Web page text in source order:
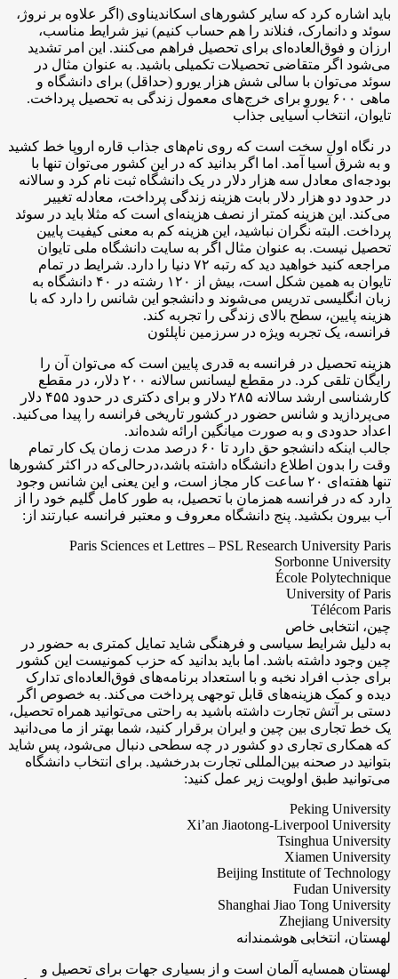
باید اشاره کرد که سایر کشورهای اسکاندیناوی (اگر علاوه بر نروژ،
سوئد و دانمارک، فنلاند را هم حساب کنیم) نیز شرایط مناسب،
ارزان و فوق‌العاده‌ای برای تحصیل فراهم می‌کنند. این امر تشدید
می‌شود اگر متقاضی تحصیلات تکمیلی باشید. به عنوان مثال در
سوئد می‌توان با سالی شش هزار یورو (حداقل) برای دانشگاه و
ماهی ۶۰۰ یورو برای خرج‌های معمول زندگی به تحصیل پرداخت.
تایوان، انتخاب آسیایی جذاب
در نگاه اول سخت است که روی نام‌های جذاب قاره اروپا خط کشید
و به شرق آسیا آمد. اما اگر بدانید که در این کشور می‌توان تنها با
بودجه‌ای معادل سه هزار دلار در یک دانشگاه ثبت نام کرد و سالانه
در حدود دو هزار دلار بابت هزینه زندگی پرداخت، معادله تغییر
می‌کند. این هزینه کمتر از نصف هزینه‌ای است که مثلا باید در سوئد
پرداخت. البته نگران نباشید، این هزینه کم به معنی کیفیت پایین
تحصیل نیست. به عنوان مثال اگر به سایت دانشگاه ملی تایوان
مراجعه کنید خواهید دید که رتبه ۷۲ دنیا را دارد. شرایط در تمام
تایوان به همین شکل است، بیش از ۱۲۰ رشته در ۴۰ دانشگاه به
زبان انگلیسی تدریس می‌شوند و دانشجو این شانس را دارد که با
هزینه پایین، سطح بالای زندگی را تجربه کند.
فرانسه، یک تجربه ویژه در سرزمین ناپلئون
هزینه تحصیل در فرانسه به قدری پایین است که می‌توان آن را
رایگان تلقی کرد. در مقطع لیسانس سالانه ۲۰۰ دلار، در مقطع
کارشناسی ارشد سالانه ۲۸۵ دلار و برای دکتری در حدود ۴۵۵ دلار
می‌پردازید و شانس حضور در کشور تاریخی فرانسه را پیدا می‌کنید.
اعداد حدودی و به صورت میانگین ارائه شده‌اند.
جالب اینکه دانشجو حق دارد تا ۶۰ درصد مدت زمان یک کار تمام
وقت را بدون اطلاع دانشگاه داشته باشد،درحالی‌که در اکثر کشورها
تنها هفته‌ای ۲۰ ساعت کار مجاز است، و این یعنی این شانس وجود
دارد که در فرانسه همزمان با تحصیل، به طور کامل گلیم خود را از
آب بیرون بکشید. پنج دانشگاه معروف و معتبر فرانسه عبارتند از:
Paris Sciences et Lettres – PSL Research University Paris
Sorbonne University
École Polytechnique
University of Paris
Télécom Paris
چین، انتخابی خاص
به دلیل شرایط سیاسی و فرهنگی شاید تمایل کمتری به حضور در
چین وجود داشته باشد. اما باید بدانید که حزب کمونیست این کشور
برای جذب افراد نخبه و با استعداد برنامه‌های فوق‌العاده‌ای تدارک
دیده و کمک هزینه‌های قابل توجهی پرداخت می‌کند. به خصوص اگر
دستی بر آتش تجارت داشته باشید به راحتی می‌توانید همراه تحصیل،
یک خط تجاری بین چین و ایران برقرار کنید، شما بهتر از ما می‌دانید
که همکاری تجاری دو کشور در چه سطحی دنبال می‌شود، پس شاید
بتوانید در صحنه بین‌المللی تجارت بدرخشید. برای انتخاب دانشگاه
می‌توانید طبق اولویت زیر عمل کنید:
Peking University
Xi’an Jiaotong-Liverpool University
Tsinghua University
Xiamen University
Beijing Institute of Technology
Fudan University
Shanghai Jiao Tong University
Zhejiang University
لهستان، انتخابی هوشمندانه
لهستان همسایه آلمان است و از بسیاری جهات برای تحصیل و